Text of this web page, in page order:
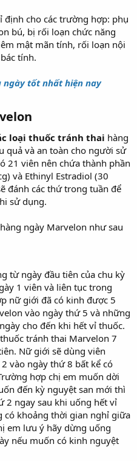
định cho các trường hợp: phụ
bú, bị rối loạn chức năng
mật mãn tính, rối loạn nội
tính.
ngày tốt nhất hiện nay
loại thuốc tránh thai hàng
quả và an toàn cho người sử
21 viên nên chứa thành phần
và Ethinyl Estradiol (30
đánh các thứ trong tuần để
sử dụng.
ngày Marvelon như sau
từ ngày đầu tiên của chu kỳ
1 viên và liên tục trong
nữ giới đã có kinh được 5
vào ngày thứ 5 và những
cho đến khi hết vỉ thuốc.
tránh thai Marvelon 7
Nữ giới sẽ dùng viên
vào ngày thứ 8 bất kể có
hợp chị em muốn dời
đến kỳ nguyệt san mới thì
2 ngay sau khi uống hết vỉ
có khoảng thời gian nghỉ giữa
em lưu ý hãy dừng uống
nếu muốn có kinh nguyệt